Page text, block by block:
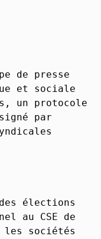
de presse
et sociale
un protocole
par
élections
au CSE de
les sociétés